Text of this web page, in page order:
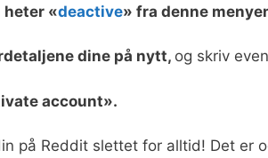
heter «deactive» fra denne
dine på nytt, og skriv
account».
på Reddit slettet for alltid! Det er